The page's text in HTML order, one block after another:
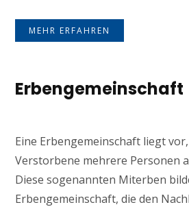
MEHR ERFAHREN
Erbengemeinschaft
Eine Erbengemeinschaft liegt
Verstorbene mehrere Personen
Diese sogenannten Miterben
Erbengemeinschaft, die den